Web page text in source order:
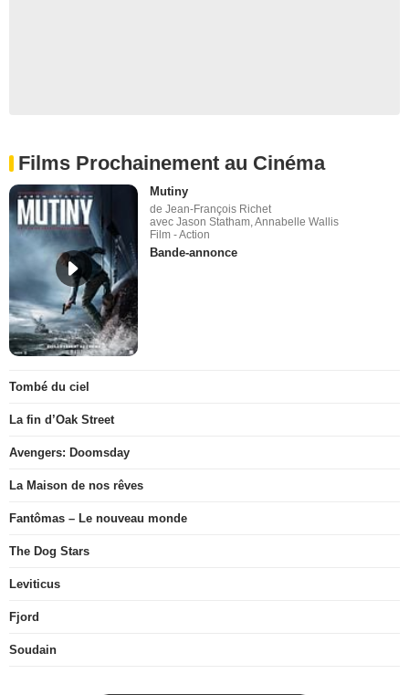
Films Prochainement au Cinéma
Mutiny
de Jean-François Richet
avec Jason Statham, Annabelle Wallis
Film - Action
Bande-annonce
Tombé du ciel
La fin d’Oak Street
Avengers: Doomsday
La Maison de nos rêves
Fantômas – Le nouveau monde
The Dog Stars
Leviticus
Fjord
Soudain